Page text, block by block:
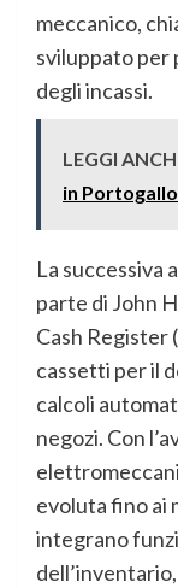
meccanico,
sviluppato per
degli incassi.
LEGGI
in
La successiva
parte di John
Cash Register
cassetti per il
calcoli
negozi. Con
evoluta fino ai
integrano